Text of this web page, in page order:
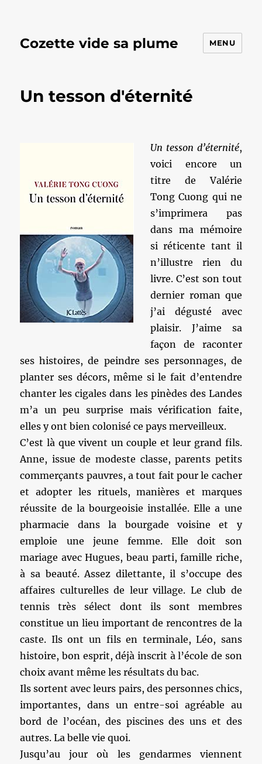
Cozette vide sa plume MENU
Un tesson d'éternité
Un tesson d’éternité,
voici encore un
titre de Valérie
Tong Cuong qui ne
s’imprimera pas
dans ma mémoire
si réticente tant il
n’illustre rien du
livre. C’est son tout
dernier roman que
j’ai dégusté avec
plaisir. J’aime sa
façon de raconter
ses histoires, de peindre ses personnages, de
planter ses décors, même si le fait d’entendre
chanter les cigales dans les pinèdes des Landes
m’a un peu surprise mais vérification faite,
elles y ont bien colonisé ce pays merveilleux.
C’est là que vivent un couple et leur grand fils.
Anne, issue de modeste classe, parents petits
commerçants pauvres, a tout fait pour le cacher
et adopter les rituels, manières et marques
réussite de la bourgeoisie installée. Elle a une
pharmacie dans la bourgade voisine et y
emploie une jeune femme. Elle doit son
mariage avec Hugues, beau parti, famille riche,
à sa beauté. Assez dilettante, il s’occupe des
affaires culturelles de leur village. Le club de
tennis très sélect dont ils sont membres
constitue un lieu important de rencontres de la
caste. Ils ont un fils en terminale, Léo, sans
histoire, bon esprit, déjà inscrit à l’école de son
choix avant même les résultats du bac.
Ils sortent avec leurs pairs, des personnes chics,
importantes, dans un entre-soi agréable au
bord de l’océan, des piscines des uns et des
autres. La belle vie quoi.
Jusqu’au jour où les gendarmes viennent